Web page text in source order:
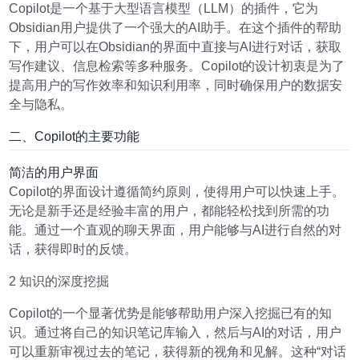
Copilot是一个基于大型语言模型（LLM）的插件，它为
Obsidian用户提供了一个强大的AI助手。在这个插件的帮助
下，用户可以在Obsidian的界面中直接与AI进行对话，获取
写作建议、信息检索等多种服务。Copilot的设计初衷是为了
提高用户的写作效率和知识利用率，同时确保用户的数据安
全与隐私。
二、Copilot的主要功能
简洁的用户界面
Copilot的界面设计遵循简约原则，使得用户可以快速上手。
无论是新手还是经验丰富的用户，都能轻松找到所需的功
能。通过一个直观的聊天界面，用户能够与AI进行自然的对
话，获得即时的反馈。
2 知识的深度挖掘
Copilot的一个显著优势是能够帮助用户深入挖掘已有的知
识。通过将自己的知识笔记库输入，然后与AI的对话，用户
可以重新审视过去的笔记，获得新的视角和见解。这种“对话